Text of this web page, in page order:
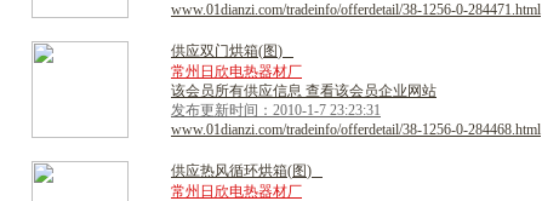
www.01dianzi.com/tradeinfo/offerdetail/38-1256-0-284471.html
供应双门烘箱(图)
常州日欣电热器材厂
该会员所有供应信息 查看该会员企业网站
发布更新时间：2010-1-7 23:23:31
www.01dianzi.com/tradeinfo/offerdetail/38-1256-0-284468.html
供应热风循环烘箱(图)
常州日欣电热器材厂